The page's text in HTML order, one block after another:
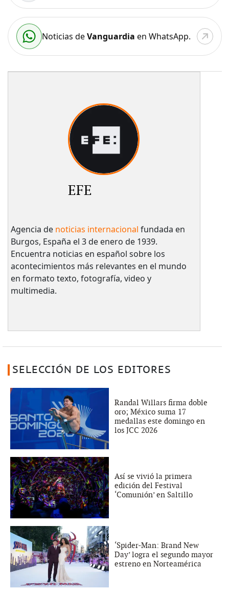
Noticias deVanguardia en WhatsApp.
EFE
Agencia de noticias internacional fundada en
Burgos, España el 3 de enero de 1939.
Encuentra noticias en español sobre los
acontecimientos más relevantes en el mundo
en formato texto, fotografía, video y
multimedia.
SELECCIÓN DE LOS EDITORES
Randal Willars firma doble
oro; México suma 17
medallas este domingo en
los JCC 2026
Así se vivió la primera
edición del Festival
‘Comunión’ en Saltillo
‘Spider-Man: Brand New
Day’ logra el segundo mayor
estreno en Norteamérica